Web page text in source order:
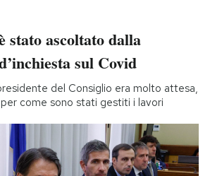
stato ascoltato dalla
sul Covid
del Consiglio era molto attesa,
come sono stati gestiti i lavori